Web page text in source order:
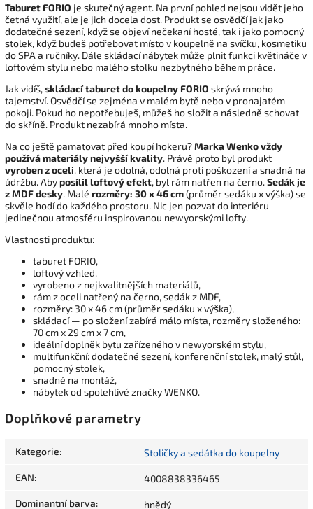
Taburet FORIO je skutečný agent. Na první pohled nejsou vidět jeho
četná využití, ale je jich docela dost. Produkt se osvědčí jak jako
dodatečné sezení, když se objeví nečekaní hosté, tak i jako pomocný
stolek, když budeš potřebovat místo v koupelně na svíčku, kosmetiku
do SPA a ručníky. Dále skládací nábytek může plnit funkci květináče v
loftovém stylu nebo malého stolku nezbytného během práce.
Jak vidíš,skládací taburet do koupelny FORIO skrývá mnoho
tajemství. Osvědčí se zejména v malém bytě nebo v pronajatém
pokoji. Pokud ho nepotřebuješ, můžeš ho složit a následně schovat
do skříně. Produkt nezabírá mnoho místa.
Na co ještě pamatovat před koupí hokeru?Marka Wenko vždy
používá materiály nejvyšší kvality. Právě proto byl produkt
vyroben z oceli, která je odolná, odolná proti poškození a snadná na
údržbu. Abyposílil loftový efekt, byl rám natřen na černo.Sedák je
z MDF desky. Malé rozměry: 30 x 46 cm(průměr sedáku x výška) se
skvěle hodí do každého prostoru. Nic jen pozvat do interiéru
jedinečnou atmosféru inspirovanou newyorskými lofty.
Vlastnosti produktu:
taburet FORIO,
loftový vzhled,
vyrobeno z nejkvalitnějších materiálů,
rám z oceli natřený na černo, sedák z MDF,
rozměry: 30 x 46 cm (průměr sedáku x výška),
skládací — po složení zabírá málo místa, rozměry složeného:
70 cm x 29 cm x 7 cm,
ideální doplněk bytu zařízeného v newyorském stylu,
multifunkční: dodatečné sezení, konferenční stolek, malý stůl,
pomocný stolek,
snadné na montáž,
nábytek od spolehlivé značky WENKO.
Doplňkové parametry
Kategorie: Stoličky a sedátka do koupelny
EAN: 4008838336465
Dominantní barva: hnědý